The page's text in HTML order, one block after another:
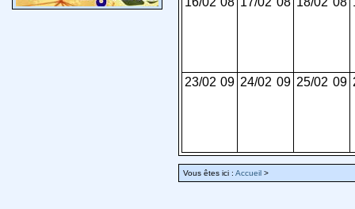
23/02 09 24/02 09 25/02 09
Vous êtes ici : Accueil >